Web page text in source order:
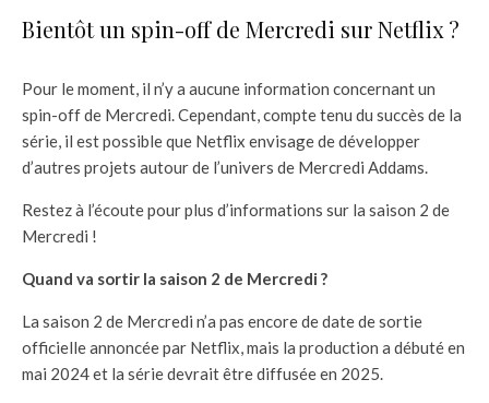
Bientôt un spin-off de Mercredi sur Netflix ?
Pour le moment, il n’y a aucune information concernant un
spin-off de Mercredi. Cependant, compte tenu du succès de la
série, il est possible que Netflix envisage de développer
d’autres projets autour de l’univers de Mercredi Addams.
Restez à l’écoute pour plus d’informations sur la saison 2 de
Mercredi !
Quand va sortir la saison 2 de Mercredi ?
La saison 2 de Mercredi n’a pas encore de date de sortie
officielle annoncée par Netflix, mais la production a débuté en
mai 2024 et la série devrait être diffusée en 2025.